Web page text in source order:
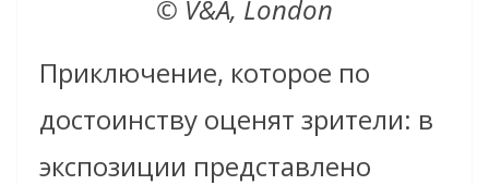
© V&A, London
Приключение, которое по
достоинству оценят зрители: в
экспозиции представлено